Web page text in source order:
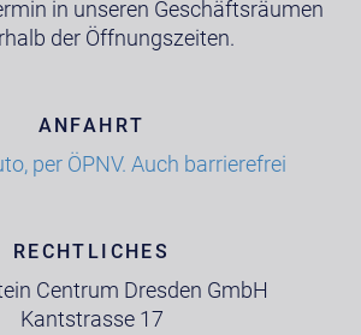
in unseren Geschäftsräumen
der Öffnungszeiten.
ANFAHRT
per ÖPNV. Auch barrierefrei
RECHTLICHES
Centrum Dresden GmbH
Kantstrasse 17